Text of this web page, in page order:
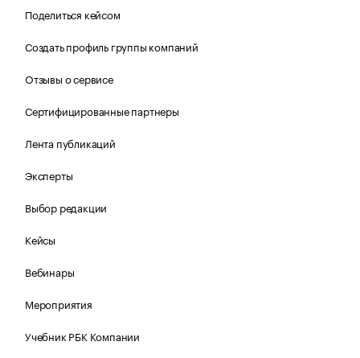
Поделиться кейсом
Создать профиль группы компаний
Отзывы о сервисе
Сертифицированные партнеры
Лента публикаций
Эксперты
Выбор редакции
Кейсы
Вебинары
Мероприятия
Учебник РБК Компании